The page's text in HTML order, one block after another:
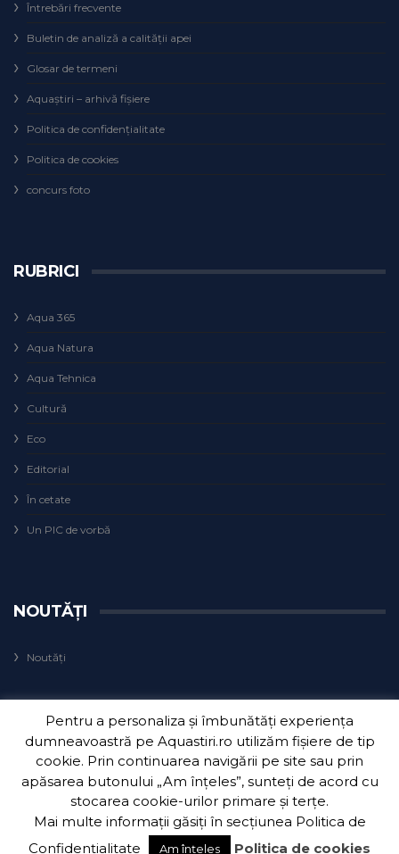
Întrebări frecvente
Buletin de analiză a calităţii apei
Glosar de termeni
Aquaștiri – arhivă fișiere
Politica de confidențialitate
Politica de cookies
concurs foto
RUBRICI
Aqua 365
Aqua Natura
Aqua Tehnica
Cultură
Eco
Editorial
În cetate
Un PIC de vorbă
NOUTĂȚI
Noutăți
Copyright 2018 Aquatim S.A.| Dezvoltat de 3Waves Net
Pentru a personaliza și îmbunătăți experiența
dumneavoastră pe Aquastiri.ro utilizăm fișiere de tip
cookie. Prin continuarea navigării pe site sau prin
apăsarea butonului „Am înțeles”, sunteți de acord cu
stocarea cookie-urilor primare și terțe.
Mai multe informații găsiți în secțiunea Politica de
Confidențialitate
Am înțeles Politica de cookies